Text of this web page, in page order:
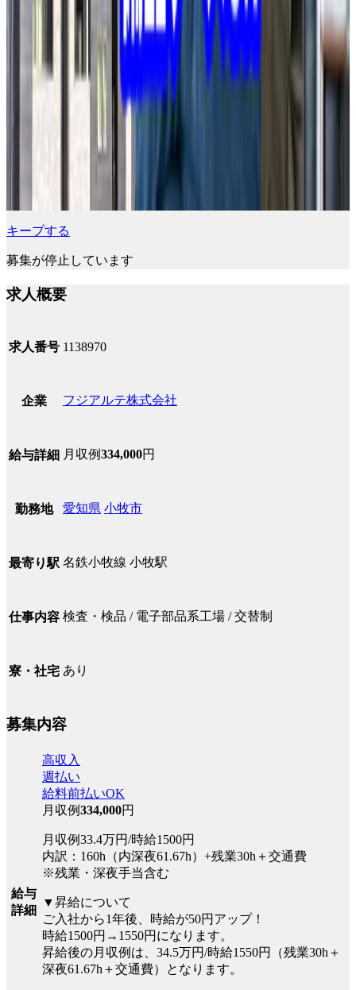
キープする
募集が停止しています
求人概要
求人番号 1138970
企業 フジアルテ株式会社
給与詳細 月収例334,000円
勤務地 愛知県 小牧市
最寄り駅 名鉄小牧線 小牧駅
仕事内容 検査・検品 / 電子部品系工場 / 交替制
寮・社宅 あり
募集内容
給与
詳細
高収入
週払い
給料前払いOK
月収例334,000円
月収例33.4万円/時給1500円
内訳：160h（内深夜61.67h）+残業30h＋交通費
※残業・深夜手当含む
▼昇給について
ご入社から1年後、時給が50円アップ！
時給1500円→1550円になります。
昇給後の月収例は、34.5万円/時給1550円（残業30h＋
深夜61.67h＋交通費）となります。